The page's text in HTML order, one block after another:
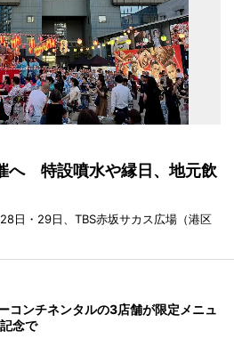
へ 特設噴水や縁日、地元飲
日・29日、TBS赤坂サカス広場（港区
コンチネンタルの3店舗が限定メニュ
念で